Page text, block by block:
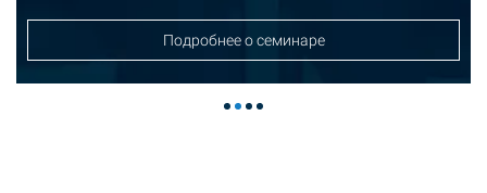
Подробнее о семинаре